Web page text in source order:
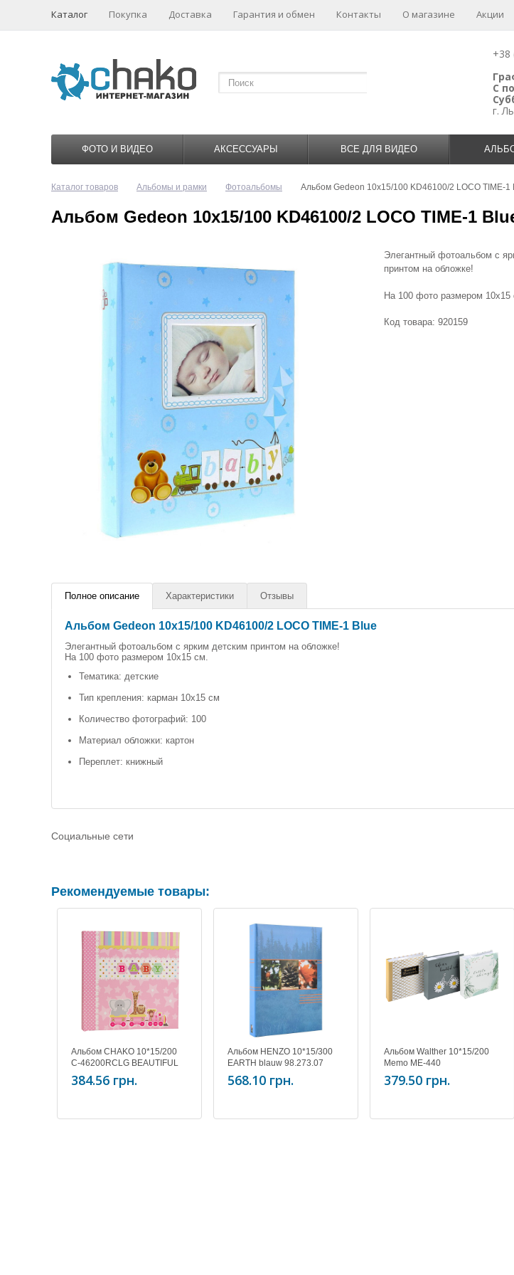
Каталог Покупка Доставка Гарантия и обмен Контакты О магазине Акции
+38
С
г.
ФОТО И ВИДЕО АКСЕССУАРЫ ВСЕ ДЛЯ ВИДЕО
Каталог товаров Альбомы и рамки Фотоальбомы Альбом Gedeon 10х15/100 KD46100/2 LOCO TIME-1
Альбом Gedeon 10х15/100 KD46100/2 LOCO TIME-1
Элегантный фотоальбом с
принтом на обложке!
На 100 фото размером 10х15
Код товара: 920159
Полное описание Характеристики Отзывы
Альбом Gedeon 10х15/100 KD46100/2 LOCO TIME-1 Blue
Элегантный фотоальбом с ярким детским принтом на обложке!
На 100 фото размером 10х15 см.
Тематика: детские
Тип крепления: карман 10х15 см
Количество фотографий: 100
Материал обложки: картон
Переплет: книжный
Социальные сети
Рекомендуемые товары:
Альбом CHAKO 10*15/200
C-46200RCLG BEAUTIFUL
Baby Zoo Pink
384.56 грн.
Альбом HENZO 10*15/300
EARTH blauw 98.273.07
568.10 грн.
Альбом Walther 10*15/200
Memo ME-440
379.50 грн.